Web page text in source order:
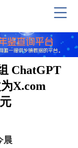
ChatGPT
X.com
晨